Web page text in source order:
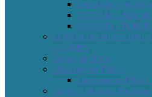
Legislação e
CODEMA – Aviso de
CODEMA –
CONSELHO MUNICIPAL
– COMPA
Código de Obras
Chamamento Público
Chamamento
Código Tributário Municipal